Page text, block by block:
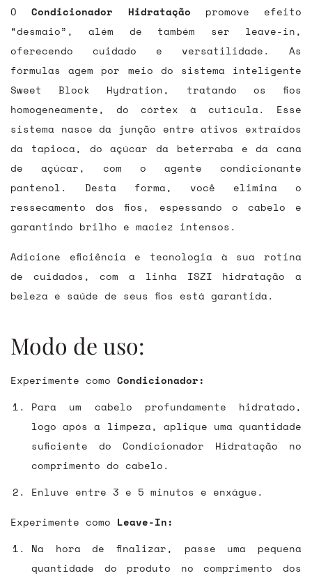
OCondicionador Hidratação promove efeito
“desmaio”, além de também ser leave-in,
oferecendo cuidado e versatilidade. As
fórmulas agem por meio do sistema inteligente
Sweet Block Hydration, tratando os fios
homogeneamente, do córtex à cutícula. Esse
sistema nasce da junção entre ativos extraídos
da tapioca, do açúcar da beterraba e da cana
de açúcar, com o agente condicionante
pantenol. Desta forma, você elimina o
ressecamento dos fios, espessando o cabelo e
garantindo brilho e maciez intensos.
Adicione eficiência e tecnologia à sua rotina
de cuidados, com a linha ISZI hidratação a
beleza e saúde de seus fios está garantida.
Modo de uso:
Experimente como Condicionador:
Para um cabelo profundamente hidratado,
logo após a limpeza, aplique uma quantidade
suficiente do Condicionador Hidratação no
comprimento do cabelo.
Enluve entre 3 e 5 minutos e enxágue.
Experimente como Leave-In:
Na hora de finalizar, passe uma pequena
quantidade do produto no comprimento dos